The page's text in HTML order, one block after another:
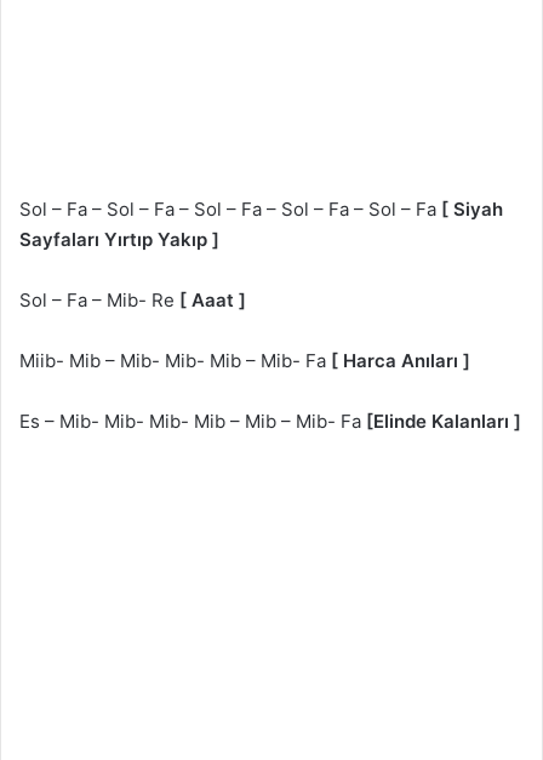
Sol – Fa – Sol – Fa – Sol – Fa – Sol – Fa – Sol – Fa [ Siyah
Sayfaları Yırtıp Yakıp ]
Sol – Fa – Mib- Re [ Aaat ]
Miib- Mib – Mib- Mib- Mib – Mib- Fa [ Harca Anıları ]
Es – Mib- Mib- Mib- Mib – Mib – Mib- Fa [Elinde Kalanları ]